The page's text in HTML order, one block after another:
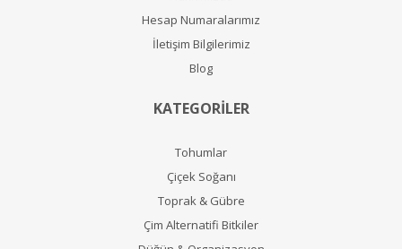
Hesap Numaralarımız
İletişim Bilgilerimiz
Blog
KATEGORİLER
Tohumlar
Çiçek Soğanı
Toprak & Gübre
Çim Alternatifi Bitkiler